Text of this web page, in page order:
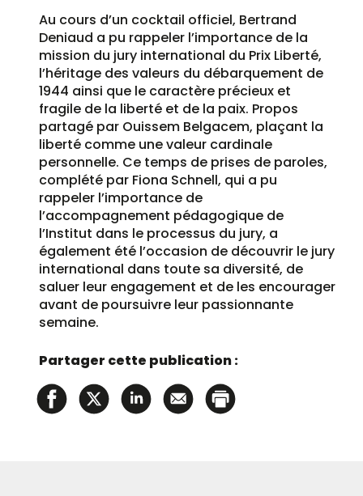
Au cours d’un cocktail officiel, Bertrand
Deniaud a pu rappeler l’importance de la
mission du jury international du Prix Liberté,
l’héritage des valeurs du débarquement de
1944 ainsi que le caractère précieux et
fragile de la liberté et de la paix. Propos
partagé par Ouissem Belgacem, plaçant la
liberté comme une valeur cardinale
personnelle. Ce temps de prises de paroles,
complété par Fiona Schnell, qui a pu
rappeler l’importance de
l’accompagnement pédagogique de
l’Institut dans le processus du jury, a
également été l’occasion de découvrir le jury
international dans toute sa diversité, de
saluer leur engagement et de les encourager
avant de poursuivre leur passionnante
semaine.
Partager cette publication :